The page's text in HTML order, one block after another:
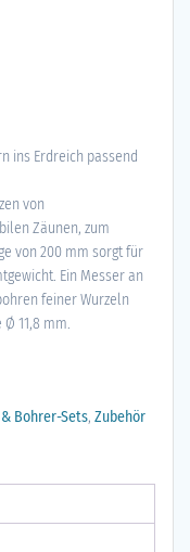
ins Erdreich passend
von
Zäunen, zum
von 200 mm sorgt für
Ein Messer an
feiner Wurzeln
11,8 mm.
Bohrer-Sets, Zubehör